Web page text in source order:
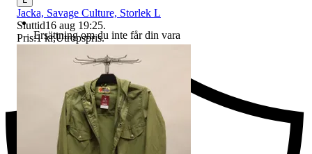
Ersättning om du inte får din vara
Jacka, Savage Culture, Storlek L
Sluttid16 aug 19:25.
Pris:1 kr,Utropspris.